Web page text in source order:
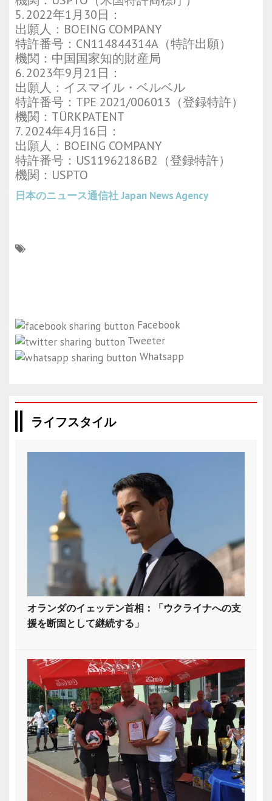
5. 2022年1月30日：
出願人：BOEING COMPANY
特許番号：CN114844314A（特許出願）
機関：中国国家知的財産局
6. 2023年9月21日：
出願人：イスマイル・ベルベル
特許番号：TPE 2021/006013（登録特許）
機関：TÜRKPATENT
7. 2024年4月16日：
出願人：BOEING COMPANY
特許番号：US11962186B2（登録特許）
機関：USPTO
日本のニュース通信社 Japan News Agency
Facebook
Tweeter
Whatsapp
ライフスタイル
オランダのイェッテン首相：「ウクライナへの支
援を断固として継続する」